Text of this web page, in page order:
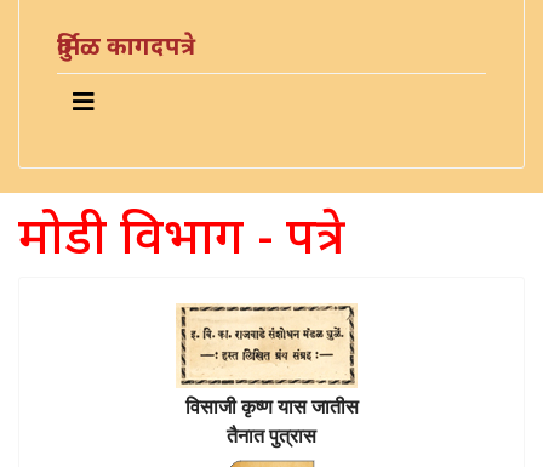
दुर्मिळ कागदपत्रे
मोडी विभाग - पत्रे
विसाजी कृष्ण यास जातीस
तैनात पुत्रास